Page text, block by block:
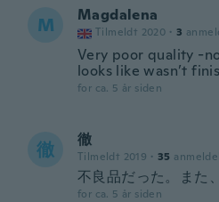
M Magdalena
Tilmeldt 2020 · 3
Very poor quality -
looks like wasn’t
for ca. 5 år siden
徹 徹
Tilmeldt 2019 · 35
不良品だった。また
for ca. 5 år siden